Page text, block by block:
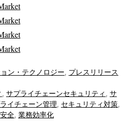
ン・テクノロジー, プレスリリース
, サプライチェーンセキュリティ , サ
イチェーン管理, セキュリティ対策,
全, 業務効率化